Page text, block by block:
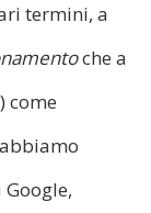
termini, a
che a
come